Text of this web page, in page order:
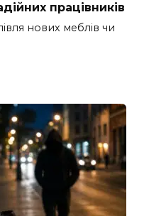
працівників
нових меблів чи